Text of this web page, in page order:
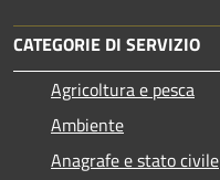
CATEGORIE DI SERVIZIO
Agricoltura e pesca
Ambiente
Anagrafe e stato civile